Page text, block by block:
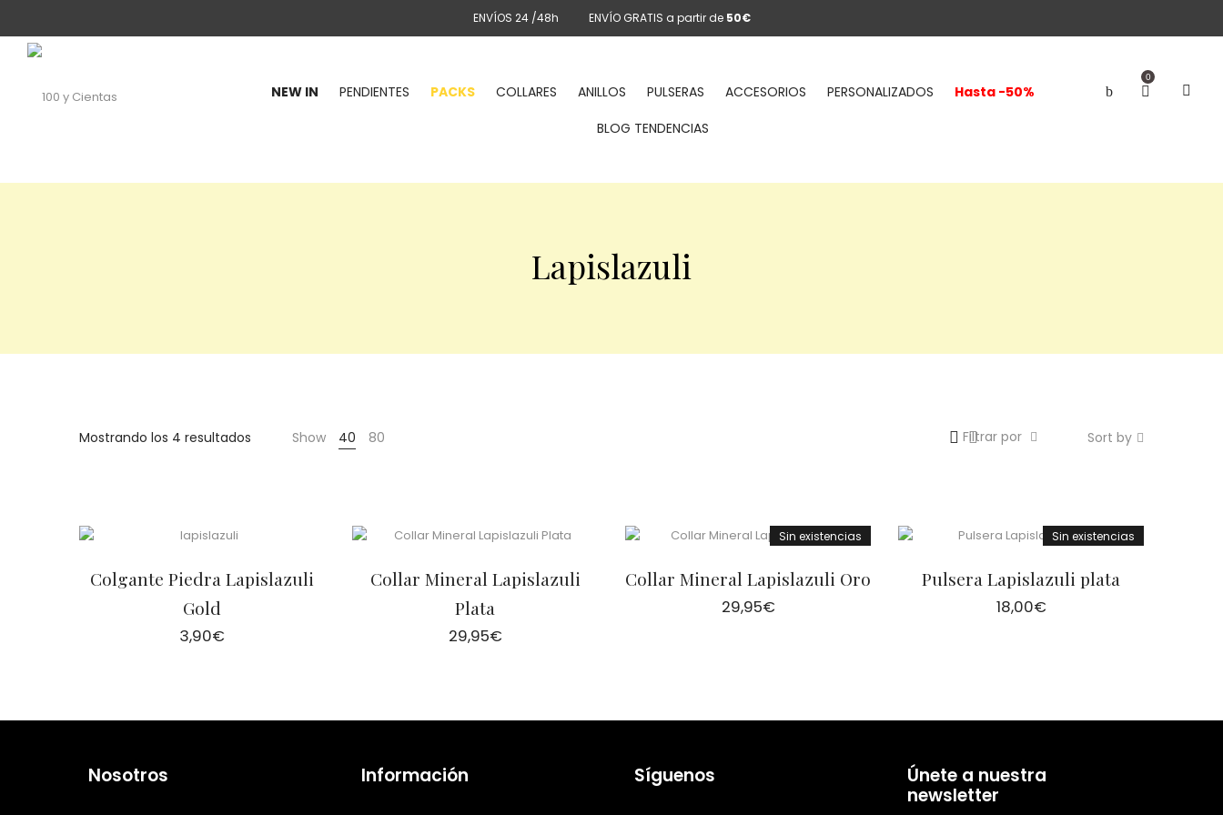
ENVÍOS 24 /48h ENVÍO GRATIS a partir de 50€
0
NEW IN PENDIENTES PACKS COLLARES ANILLOS PULSERAS ACCESORIOS PERSONALIZADOS
Hasta -50%
BLOG TENDENCIAS
Lapislazuli
Mostrando los 4 resultados Show 40 80 Sort by
Filtrar por
Colgante Piedra Lapislazuli
Gold
3,90€
Collar Mineral Lapislazuli
Plata
29,95€
Sin existencias
Collar Mineral Lapislazuli Oro
29,95€
Sin existencias
Pulsera Lapislazuli plata
18,00€
Nosotros Información Síguenos
Únete a nuestra
newsletter